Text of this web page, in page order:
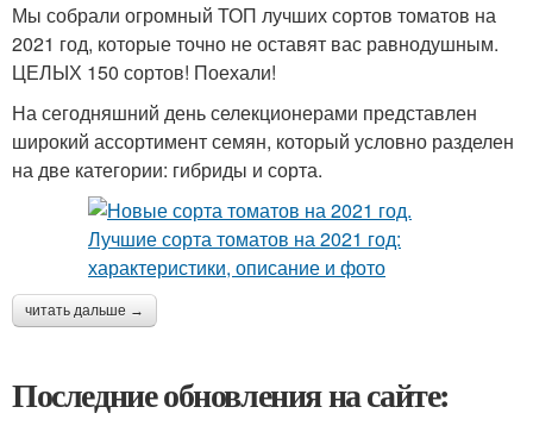
Мы собрали огромный ТОП лучших сортов томатов на
2021 год, которые точно не оставят вас равнодушным.
ЦЕЛЫХ 150 сортов! Поехали!
На сегодняшний день селекционерами представлен
широкий ассортимент семян, который условно разделен
на две категории: гибриды и сорта.
читать дальше →
Последние обновления на сайте: